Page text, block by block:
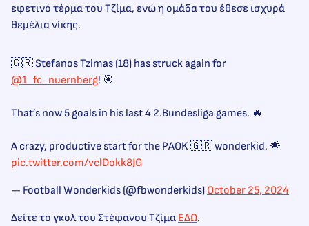
εφετινό τέρμα του Τζίμα, ενώ η ομάδα του έθεσε ισχυρά
θεμέλια νίκης.
🇬🇷 Stefanos Tzimas (18) has struck again for
@1_fc_nuernberg! 🎯
That’s now 5 goals in his last 4 2.Bundesliga games. 🔥
A crazy, productive start for the PAOK 🇬🇷 wonderkid. 🌟
pic.twitter.com/vclDokk8JG
— Football Wonderkids (@fbwonderkids) October 25, 2024
Δείτε το γκολ του Στέφανου Τζίμα ΕΔΩ.